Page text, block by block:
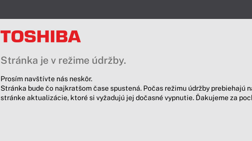
Stránka je v režime údržby.
Prosím navštívte nás neskôr.
Stránka bude čo najkratšom čase spustená. Počas režimu údržby prebiehajú
stránke aktualizácie, ktoré si vyžadujú jej dočasné vypnutie. Ďakujeme za